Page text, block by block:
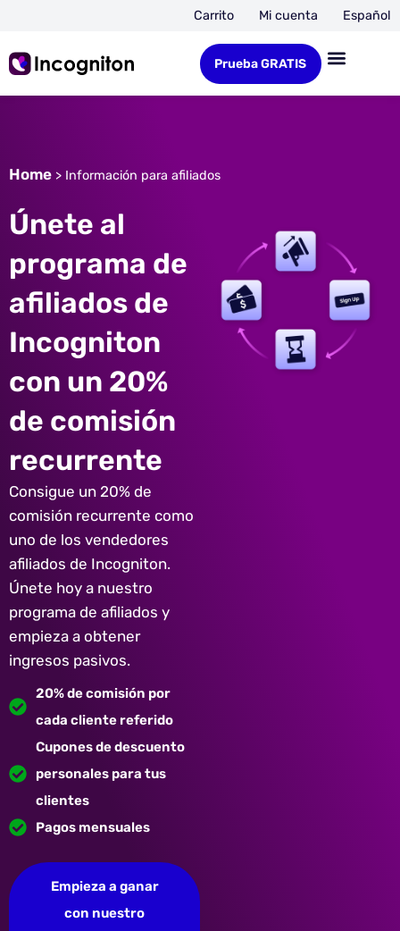
Carrito Mi cuenta Español
Prueba GRATIS
Home > Información para afiliados
Únete al
programa de
afiliados de
Incogniton
con un 20%
de comisión
recurrente
Consigue un 20% de
comisión recurrente como
uno de los vendedores
afiliados de Incogniton.
Únete hoy a nuestro
programa de afiliados y
empieza a obtener
ingresos pasivos.
20% de comisión por
cada cliente referido
Cupones de descuento
personales para tus
clientes
Pagos mensuales
Empieza a ganar
con nuestro